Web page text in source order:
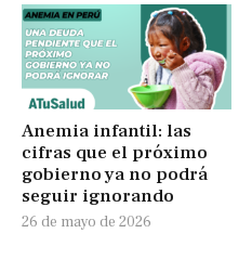
Anemia infantil: las
cifras que el próximo
gobierno ya no podrá
seguir ignorando
26 de mayo de 2026